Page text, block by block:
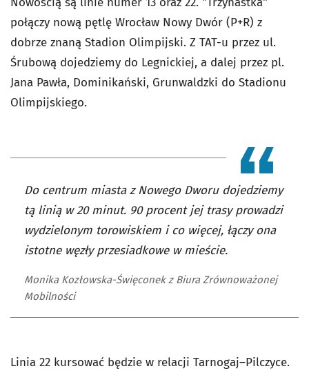
połączy nową pętlę Wrocław Nowy Dwór (P+R) z
dobrze znaną Stadion Olimpijski. Z TAT-u przez ul.
Śrubową dojedziemy do Legnickiej, a dalej przez pl.
Jana Pawła, Dominikański, Grunwaldzki do Stadionu
Olimpijskiego.
Do centrum miasta z Nowego Dworu dojedziemy
tą linią w 20 minut. 90 procent jej trasy prowadzi
wydzielonym torowiskiem i co więcej, łączy ona
istotne węzły przesiadkowe w mieście.
Monika Kozłowska-Święconek z Biura Zrównoważonej
Mobilności
Linia 22 kursować będzie w relacji Tarnogaj–Pilczyce.